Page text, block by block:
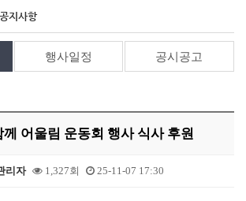
공지사항
행사일정 공시공고
께 어울림 운동회 행사 식사 후원
리자 1,327회 25-11-07 17:30